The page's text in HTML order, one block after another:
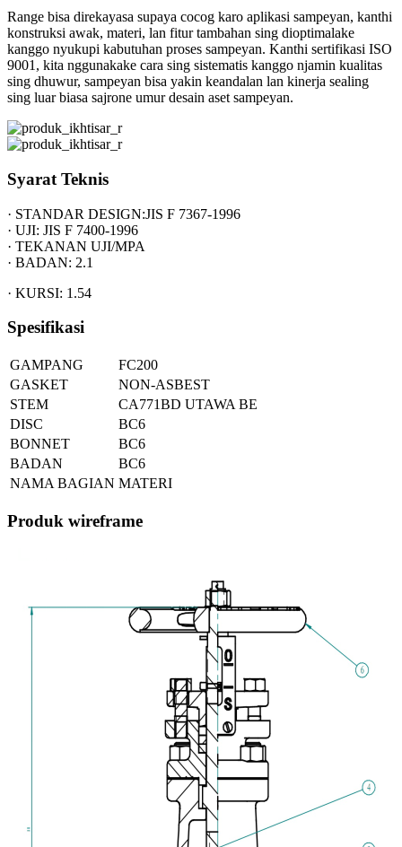
Range bisa direkayasa supaya cocog karo aplikasi sampeyan, kanthi
konstruksi awak, materi, lan fitur tambahan sing dioptimalake
kanggo nyukupi kabutuhan proses sampeyan. Kanthi sertifikasi ISO
9001, kita nggunakake cara sing sistematis kanggo njamin kualitas
sing dhuwur, sampeyan bisa yakin keandalan lan kinerja sealing
sing luar biasa sajrone umur desain aset sampeyan.
Syarat Teknis
· STANDAR DESIGN:JIS F 7367-1996
· UJI: JIS F 7400-1996
· TEKANAN UJI/MPA
· BADAN: 2.1
· KURSI: 1.54
Spesifikasi
GAMPANG
FC200
GASKET
NON-ASBEST
STEM
CA771BD UTAWA BE
DISC
BC6
BONNET
BC6
BADAN
BC6
NAMA BAGIAN MATERI
Produk wireframe